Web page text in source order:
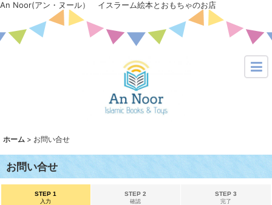
An Noor(アン・ヌール） イスラーム絵本とおもちゃのお店
ホーム > お問い合せ
お問い合せ
STEP 1
入力
STEP 2
確認
STEP 3
完了